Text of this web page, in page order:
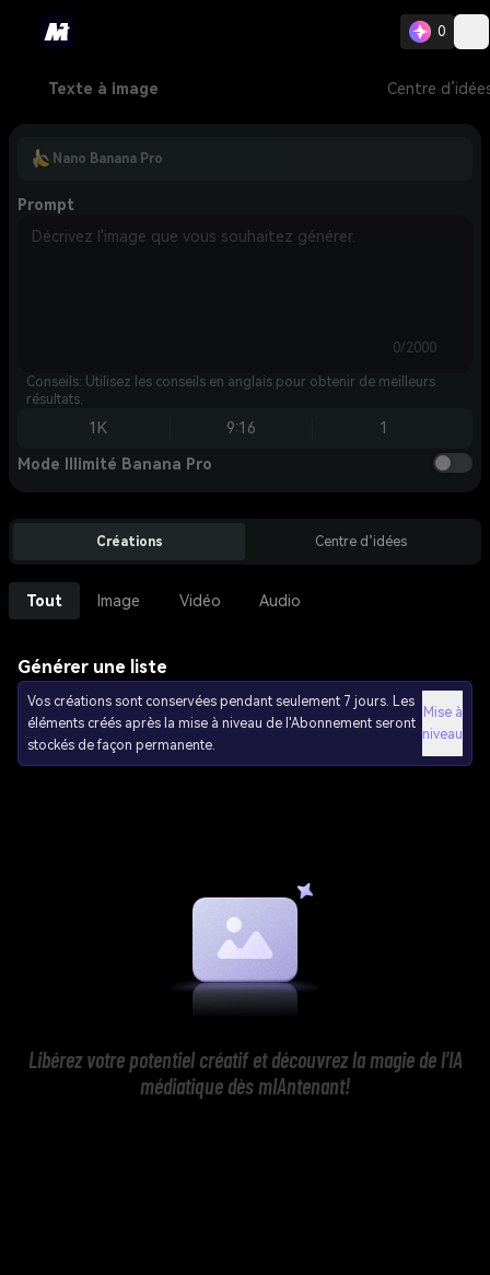
0
Texte à image Centre
Nano Banana Pro
Prompt
0/2000
Conseils: Utilisez les conseils en anglais pour obtenir de meilleurs
résultats.
1K 9:16 1
Mode Illimité Banana Pro
Créations Centre d’idées
Tout Image Vidéo Audio
Générer une liste
Vos créations sont conservées pendant seulement 7 jours. Les
éléments créés après la mise à niveau de l'Abonnement seront
stockés de façon permanente.
Mise à
niveau
Libérez votre potentiel créatif et découvrez la magie de l'IA
médiatique dès mIAntenant!